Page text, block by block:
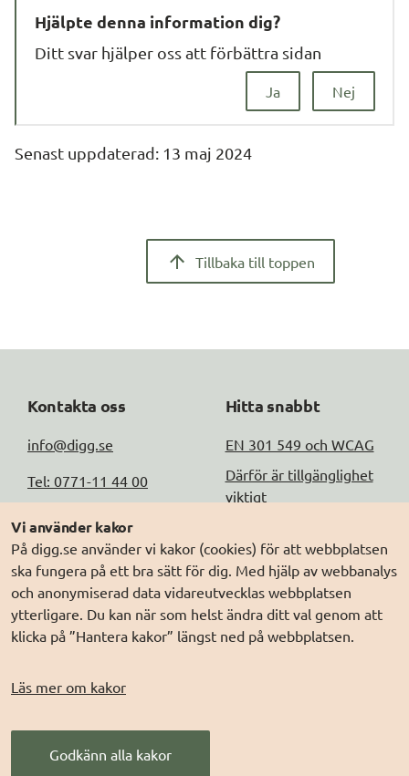
Vi använder kakor
På digg.se använder vi kakor (cookies) för att webbplatsen
ska fungera på ett bra sätt för dig. Med hjälp av webbanalys
och anonymiserad data vidareutvecklas webbplatsen
ytterligare. Du kan när som helst ändra ditt val genom att
klicka på ”Hantera kakor” längst ned på webbplatsen.
Läs mer om kakor
Godkänn alla kakor
Hjälpte denna information dig?
Nej
Ja
Ditt svar hjälper oss att förbättra sidan
Senast uppdaterad: 13 maj 2024
Tillbaka till toppen
Kontakta oss
info@digg.se
Tel: 0771-11 44 00
Peppol-id:
0007:2021006883
Fler kontaktuppgifter
Hitta snabbt
EN 301 549 och WCAG
Därför är tillgänglighet
viktigt
Om Webbriktlinjer
Tillgänglighetsredogörels
Om kakor